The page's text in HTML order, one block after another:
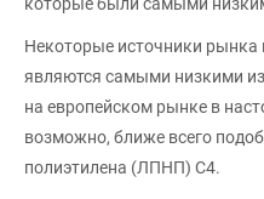
Некоторые источники
являются самыми низкими
на европейском рынке в
возможно, ближе всего
полиэтилена (ЛПНП) С4.